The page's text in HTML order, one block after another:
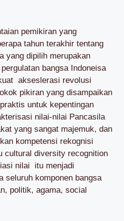
pemikiran yang
tahun terakhir tentang
yang dipilih merupakan
bangsa Indoneisa
akseslerasi revolusi
pikiran yang disampaikan
untuk kepentingan
nilai-nilai Pancasila
yang sangat majemuk, dan
kompetensi rekognisi
cultural diversity recognition
nilai itu menjadi
seluruh komponen bangsa
politik, agama, social